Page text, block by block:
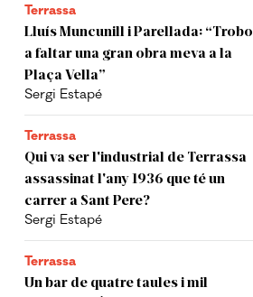
Terrassa
Lluís Muncunill i Parellada: “Trobo
a faltar una gran obra meva a la
Plaça Vella”
Sergi Estapé
Terrassa
Qui va ser l'industrial de Terrassa
assassinat l'any 1936 que té un
carrer a Sant Pere?
Sergi Estapé
Terrassa
Un bar de quatre taules i mil